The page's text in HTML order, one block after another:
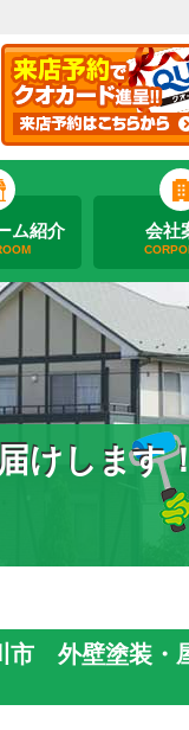
ム紹介 会社
けします
市 外壁塗装・